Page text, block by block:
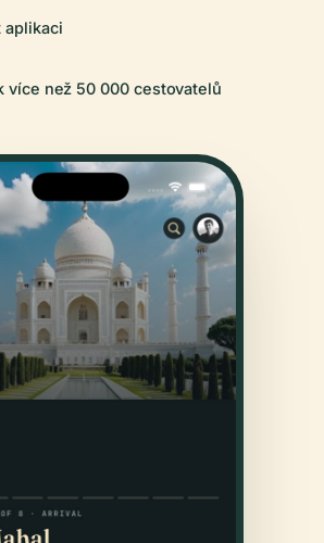
aplikaci
více než 50 000 cestovatelů